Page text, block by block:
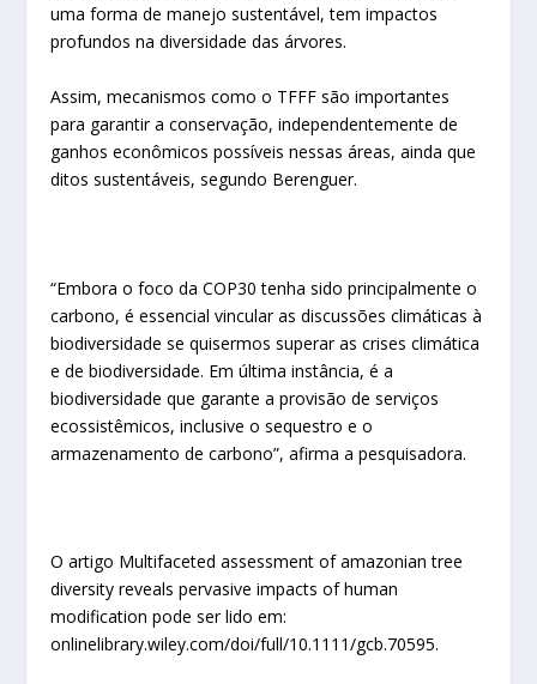
uma forma de manejo sustentável, tem impactos
profundos na diversidade das árvores.
Assim, mecanismos como o TFFF são importantes
para garantir a conservação, independentemente de
ganhos econômicos possíveis nessas áreas, ainda que
ditos sustentáveis, segundo Berenguer.
“Embora o foco da COP30 tenha sido principalmente o
carbono, é essencial vincular as discussões climáticas à
biodiversidade se quisermos superar as crises climática
e de biodiversidade. Em última instância, é a
biodiversidade que garante a provisão de serviços
ecossistêmicos, inclusive o sequestro e o
armazenamento de carbono”, afirma a pesquisadora.
O artigo Multifaceted assessment of amazonian tree
diversity reveals pervasive impacts of human
modification pode ser lido em:
onlinelibrary.wiley.com/doi/full/10.1111/gcb.70595.